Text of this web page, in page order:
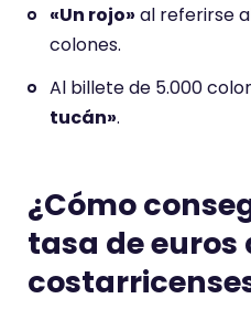
«Un rojo» al referirse
colones.
Al billete de 5.000
tucán».
¿Cómo
tasa de euros